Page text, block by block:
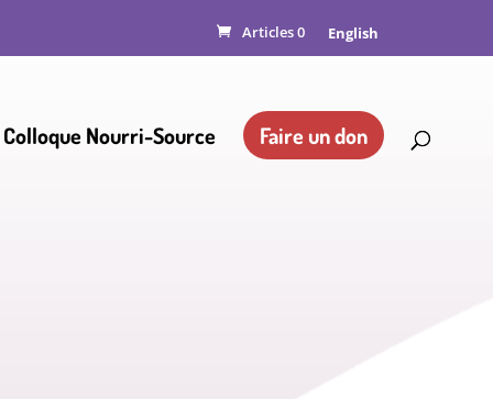
Articles 0 English
Nourri-Source Faire un don